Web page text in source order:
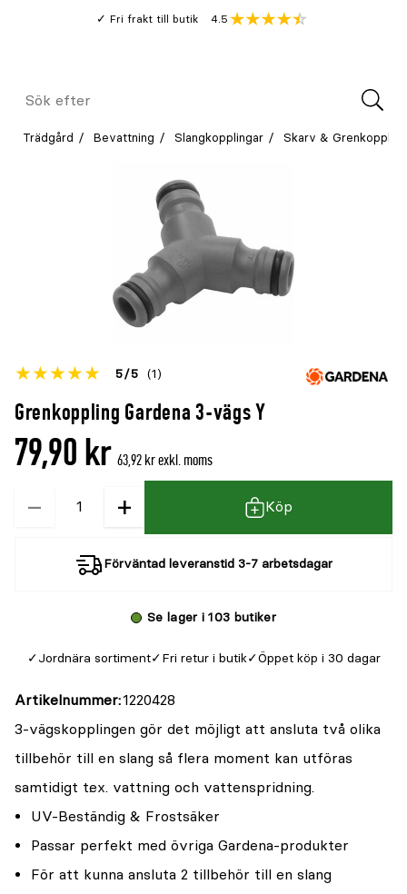
Fri frakt till butik
Genomsnitt
4.5
Meny
Sök
Trädgård Bevattning Slangkopplingar Skarv & Grenkoppling
Grenkoppling Gardena 3-vägs Y
Betyget
denna
{0}
5 5 (1)
Öppna
recensioner
79,90 kr 63,92 kr exkl. moms
−
Kvantitet + Köp
Förväntad leveranstid 3-7 arbetsdagar
Se lager i 103 butiker
Jordnära sortiment Fri retur i butik Öppet köp i 30 dagar
Artikelnummer 1220428
3-vägskopplingen gör det möjligt att ansluta två olika
tillbehör till en slang så flera moment kan utföras
samtidigt t.ex. vattning och vattenspridning.
UV-Beständig & Frostsäker
Passar perfekt med övriga Gardena-produkter
För att kunna ansluta 2 tillbehör till en slang